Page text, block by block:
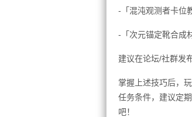
-「混沌观测者卡位
-「次元锚定靴合成
建议在论坛/社群发
掌握上述技巧后，
任务条件，建议定
吧！